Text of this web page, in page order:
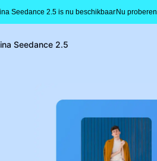
Seedance 2.5 is nu beschikbaarNu proberen
Seedance 2.5